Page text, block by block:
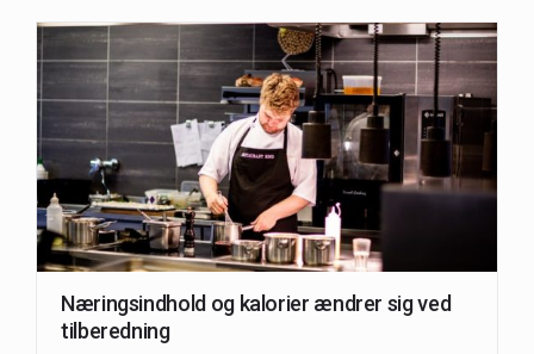
Næringsindhold og kalorier ændrer sig ved
tilberedning